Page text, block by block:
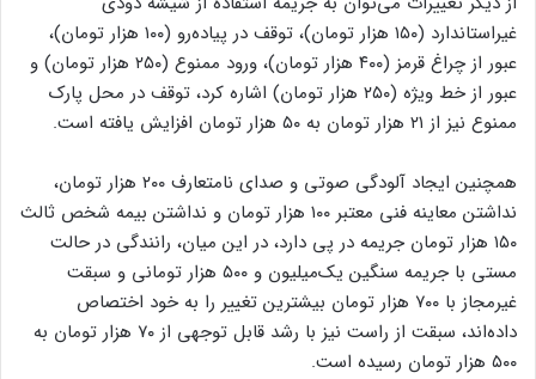
غیراستاندارد (۱۵۰ هزار تومان)، توقف در پیاده‌رو (۱۰۰ هزار تومان)،
عبور از چراغ قرمز (۴۰۰ هزار تومان)، ورود ممنوع (۲۵۰ هزار تومان) و
عبور از خط ویژه (۲۵۰ هزار تومان) اشاره کرد، توقف در محل پارک
ممنوع نیز از ۲۱ هزار تومان به ۵۰ هزار تومان افزایش یافته است.
همچنین ایجاد آلودگی صوتی و صدای نامتعارف ۲۰۰ هزار تومان،
نداشتن معاینه فنی معتبر ۱۰۰ هزار تومان و نداشتن بیمه شخص ثالث
۱۵۰ هزار تومان جریمه در پی دارد، در این میان، رانندگی در حالت
مستی با جریمه سنگین یک‌میلیون و ۵۰۰ هزار تومانی و سبقت
غیرمجاز با ۷۰۰ هزار تومان بیشترین تغییر را به خود اختصاص
داده‌اند، سبقت از راست نیز با رشد قابل توجهی از ۷۰ هزار تومان به
۵۰۰ هزار تومان رسیده است.